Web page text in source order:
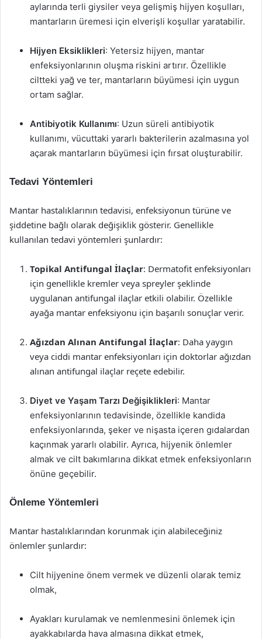
aylarında terli giysiler veya gelişmiş hijyen koşulları,
mantarların üremesi için elverişli koşullar yaratabilir.
Hijyen Eksiklikleri: Yetersiz hijyen, mantar
enfeksiyonlarının oluşma riskini artırır. Özellikle
ciltteki yağ ve ter, mantarların büyümesi için uygun
ortam sağlar.
Antibiyotik Kullanımı: Uzun süreli antibiyotik
kullanımı, vücuttaki yararlı bakterilerin azalmasına yol
açarak mantarların büyümesi için fırsat oluşturabilir.
Tedavi Yöntemleri
Mantar hastalıklarının tedavisi, enfeksiyonun türüne ve
şiddetine bağlı olarak değişiklik gösterir. Genellikle
kullanılan tedavi yöntemleri şunlardır:
Topikal Antifungal İlaçlar: Dermatofit enfeksiyonları
için genellikle kremler veya spreyler şeklinde
uygulanan antifungal ilaçlar etkili olabilir. Özellikle
ayağa mantar enfeksiyonu için başarılı sonuçlar verir.
Ağızdan Alınan Antifungal İlaçlar: Daha yaygın
veya ciddi mantar enfeksiyonları için doktorlar ağızdan
alınan antifungal ilaçlar reçete edebilir.
Diyet ve Yaşam Tarzı Değişiklikleri: Mantar
enfeksiyonlarının tedavisinde, özellikle kandida
enfeksiyonlarında, şeker ve nişasta içeren gıdalardan
kaçınmak yararlı olabilir. Ayrıca, hijyenik önlemler
almak ve cilt bakımlarına dikkat etmek enfeksiyonların
önüne geçebilir.
Önleme Yöntemleri
Mantar hastalıklarından korunmak için alabileceğiniz
önlemler şunlardır:
Cilt hijyenine önem vermek ve düzenli olarak temiz
olmak,
Ayakları kurulamak ve nemlenmesini önlemek için
ayakkabılarda hava almasına dikkat etmek,